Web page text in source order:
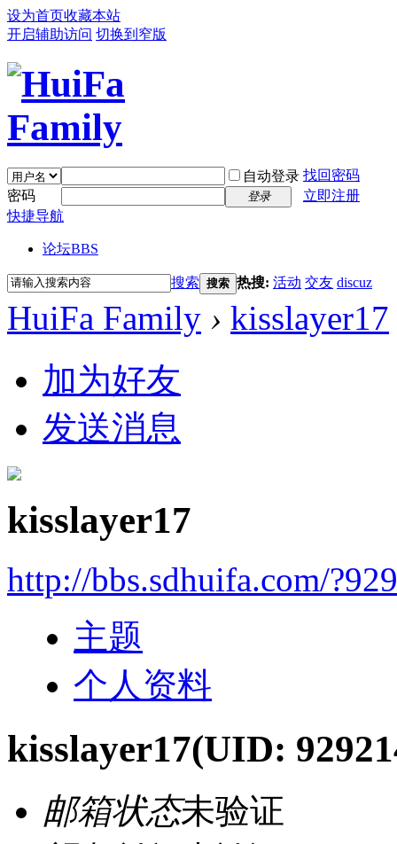
设为首页收藏本站
开启辅助访问 切换到窄版
自动登录 找回密码
密码
登录
立即注册
快捷导航
论坛BBS
搜索 搜索 热搜: 活动 交友 discuz
HuiFa Family › kisslayer17
加为好友
发送消息
kisslayer17
http://bbs.sdhuifa.com/
主题
个人资料
kisslayer17(UID:
邮箱状态未验证